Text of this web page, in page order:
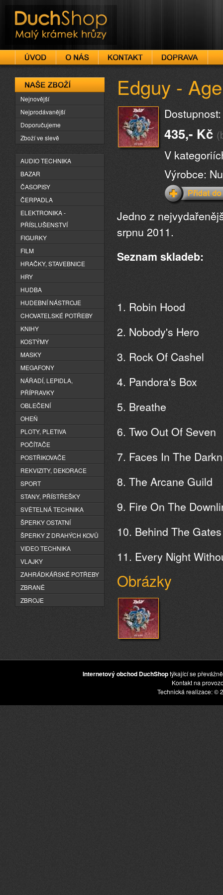
DuchShop
Edguy -
435,- Kč
V
Výrobce:
Jedno z
srpnu 2011.
Seznam skladeb:
1. Robin Hood
2. Nobody's Hero
3. Rock Of Cashel
4. Pandora's Box
5. Breathe
6. Two Out Of Seven
7. Faces In The
8. The Arcane Guild
9. Fire On The
10. Behind The
11. Every Night
Obrázky
Naše zboží
Nejnovější
Nejprodávanější
Doporučujeme
Zboží ve slevě
AUDIO TECHNIKA
BAZAR
ČASOPISY
ČERPADLA
ELEKTRONIKA -
PŘÍSLUŠENSTVÍ
FIGURKY
FILM
HRAČKY, STAVEBNICE
HRY
HUDBA
HUDEBNÍ NÁSTROJE
CHOVATELSKÉ POTŘEBY
KNIHY
KOSTÝMY
MASKY
MEGAFONY
NÁŘADÍ, LEPIDLA,
PŘÍPRAVKY
OBLEČENÍ
OHEŇ
PLOTY, PLETIVA
POČÍTAČE
POSTŘIKOVAČE
REKVIZITY, DEKORACE
SPORT
STANY, PŘÍSTŘEŠKY
SVĚTELNÁ TECHNIKA
ŠPERKY OSTATNÍ
ŠPERKY Z DRAHÝCH KOVŮ
VIDEO TECHNIKA
VLAJKY
ZAHRÁDKÁŘSKÉ POTŘEBY
ZBRANĚ
ZBROJE
Internetový obchod DuchShoptýkající se
Kontakt na
Technická realizace: ©